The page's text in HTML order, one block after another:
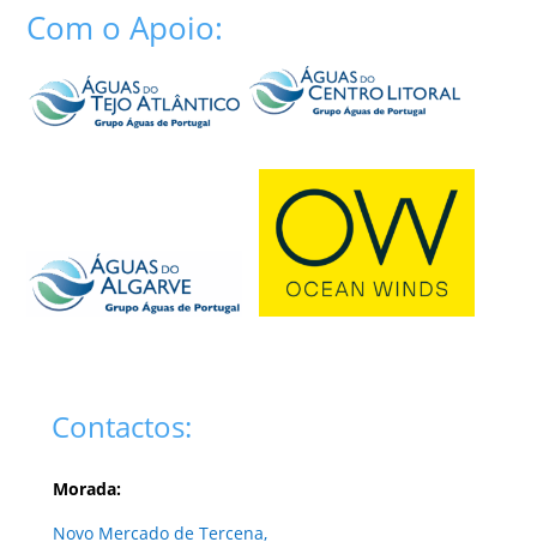
Com o Apoio:
Contactos:
Morada:
Novo Mercado de Tercena,